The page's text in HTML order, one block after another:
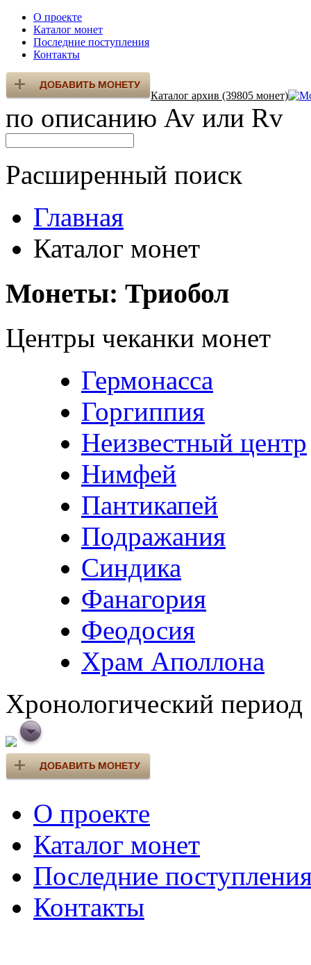
О проекте
Каталог монет
Последние поступления
Контакты
Каталог архив (39805 монет)
по описанию Av или Rv
Расширенный поиск
Главная
Каталог монет
Монеты: Триобол
Центры чеканки монет
Гермонасса
Горгиппия
Неизвестный центр
Нимфей
Пантикапей
Подражания
Синдика
Фанагория
Феодосия
Храм Аполлона
Хронологический период
О проекте
Каталог монет
Последние
Контакты